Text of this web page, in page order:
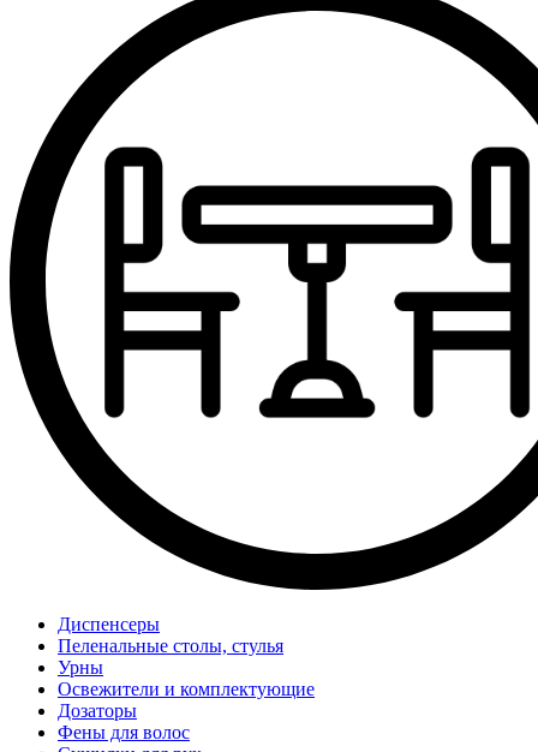
Диспенсеры
Пеленальные столы, стулья
Урны
Освежители и комплектующие
Дозаторы
Фены для волос